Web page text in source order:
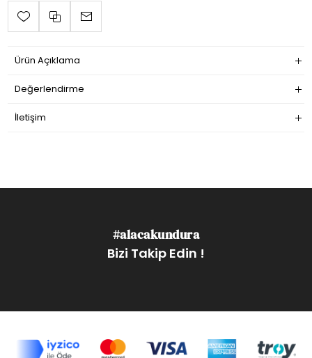
Ürün Açıklama
Değerlendirme
İletişim
#alacakundura
Bizi Takip Edin !